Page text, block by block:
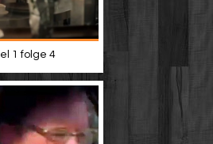
1 folge 4